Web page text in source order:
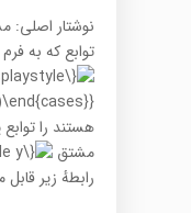
نوشتار اصلی:
توابع که به فرم
هستند را
مشتق
رابطهٔ زیر